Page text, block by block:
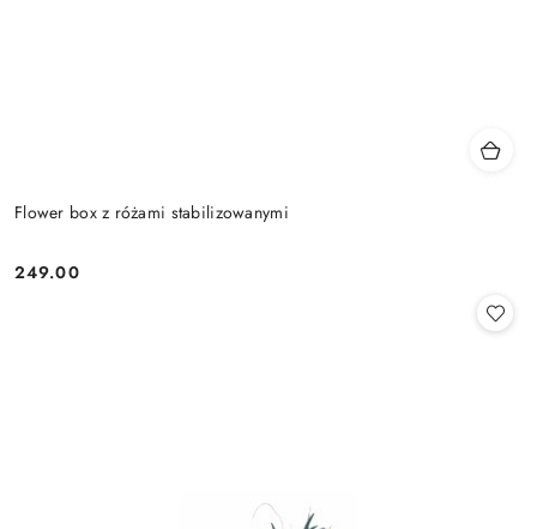
Flower box z różami stabilizowanymi
Cena:
249.00